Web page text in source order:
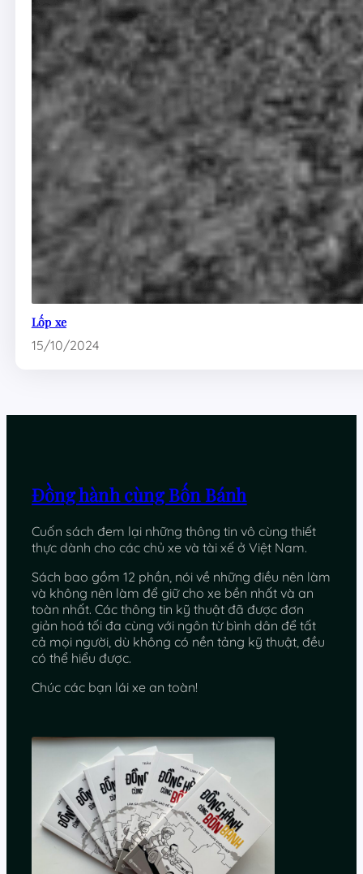
Lốp xe
15/10/2024
Đồng hành cùng Bốn Bánh
Cuốn sách đem lại những thông tin vô cùng thiết
thực dành cho các chủ xe và tài xế ở Việt Nam.
Sách bao gồm 12 phần, nói về những điều nên làm
và không nên làm để giữ cho xe bền nhất và an
toàn nhất. Các thông tin kỹ thuật đã được đơn
giản hoá tối đa cùng với ngôn từ bình dân để tất
cả mọi người, dù không có nền tảng kỹ thuật, đều
có thể hiểu được.
Chúc các bạn lái xe an toàn!